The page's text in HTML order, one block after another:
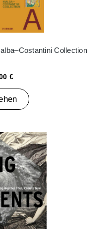
Collection
€